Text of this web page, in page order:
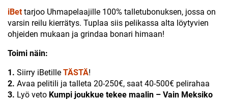
iBettarjoo Uhmapelaajille 100% talletubonuksen, jossa on
varsin reilu kierrätys. Tuplaa siis pelikassa alta löytyvien
ohjeiden mukaan ja grindaa bonari himaan!
Toimi näin:
1. Siirry iBetille TÄSTÄ!
2. Avaa pelitili ja talleta 20-250€, saat 40-500€ pelirahaa
3. Lyö veto Kumpi joukkue tekee maalin – Vain Meksiko